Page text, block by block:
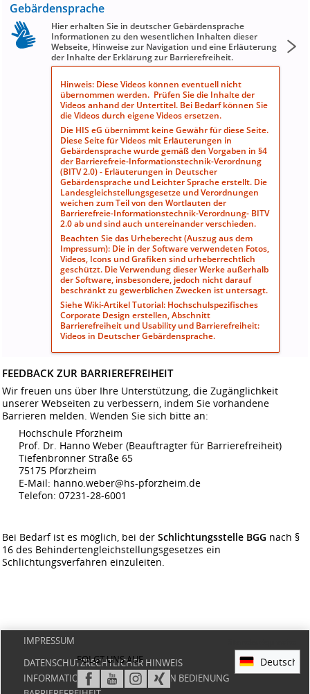
Gebärdensprache
Hier erhalten Sie in deutscher Gebärdensprache
Informationen zu den wesentlichen Inhalten dieser
Webseite, Hinweise zur Navigation und eine Erläuterung
der Inhalte der Erklärung zur Barrierefreiheit.
Hinweis: Diese Videos können eventuell nicht
übernommen werden. Prüfen Sie die Inhalte der
Videos anhand der Untertitel. Bei Bedarf können Sie
die Videos durch eigene Videos ersetzen.
Die HIS eG übernimmt keine Gewähr für diese Seite.
Diese Seite für Videos mit Erläuterungen in
Gebärdensprache wurde gemäß den Vorgaben in §4
der Barrierefreie-Informationstechnik-Verordnung
(BITV 2.0) - Erläuterungen in Deutscher
Gebärdensprache und Leichter Spracheerstellt. Die
Landesgleichstellungsgesetze und Verordnungen
weichen zum Teil von den Wortlauten der
Barrierefreie-Informationstechnik-Verordnung- BITV
2.0 ab und sind auch untereinander verschieden.
Beachten Sie das Urheberecht (Auszug aus dem
Impressum): Die in der Software verwendeten Fotos,
Videos, Icons und Grafiken sind urheberrechtlich
geschützt. Die Verwendung dieser Werke außerhalb
der Software, insbesondere, jedoch nicht darauf
beschränkt zu gewerblichen Zwecken ist untersagt.
Siehe Wiki-ArtikelTutorial: Hochschulspezifisches
Corporate Design erstellen , Abschnitt
Barrierefreiheit und Usability und Barrierefreiheit:
Videos in Deutscher Gebärdensprache.
FEEDBACKZUR BARRIEREFREIHEIT
Wir freuen uns über Ihre Unterstützung, die Zugänglichkeit
unserer Webseiten zu verbessern, indem Sie vorhandene
Barrieren melden. Wenden Sie sich bitte an:
Hochschule Pforzheim
Prof. Dr. Hanno Weber (Beauftragter für Barrierefreiheit)
Tiefenbronner Straße 65
75175 Pforzheim
E-Mail: hanno.weber@hs-pforzheim.de
Telefon: 07231-28-6001
Bei Bedarf ist es möglich, bei der Schlichtungsstelle BGG nach §
16 des Behindertengleichstellungsgesetzes ein
Schlichtungsverfahren einzuleiten.
IMPRESSUM
DATENSCHUTZRECHTLICHER HINWEIS
INFORMATION ZUR BARRIEREFREIEN BEDIENUNG
FOLGT UNS AUF